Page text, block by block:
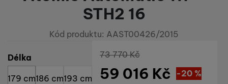
STH2 16
Kód produktu: AAST00426/2015
Vyberte variantu
Délka
179 cm186 cm193 cm
Původní cena
73 770Kč
Sleva
14 754
(
-20 %
59 016 Kč